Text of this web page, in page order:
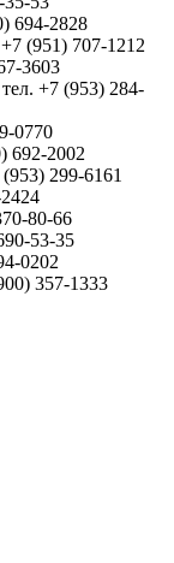
694-2828
(951) 707-1212
3603
+7 (953) 284-
0770
692-2002
299-6161
80-66
53-35
0202
357-1333